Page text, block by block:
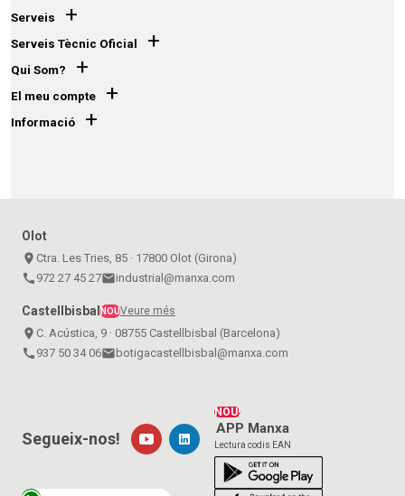
Serveis +
Serveis Tècnic Oficial +
Qui Som? +
El meu compte +
Informació +
Olot
place Ctra. Les Tries, 85 · 17800 Olot (Girona)
call 972 27 45 27emailindustrial@manxa.com
CastellbisbalNOUVeure més
place C. Acústica, 9 · 08755 Castellbisbal (Barcelona)
call 937 50 34 06emailbotigacastellbisbal@manxa.com
NOU!
APP Manxa
Lectura codis EAN
Segueix-nos!